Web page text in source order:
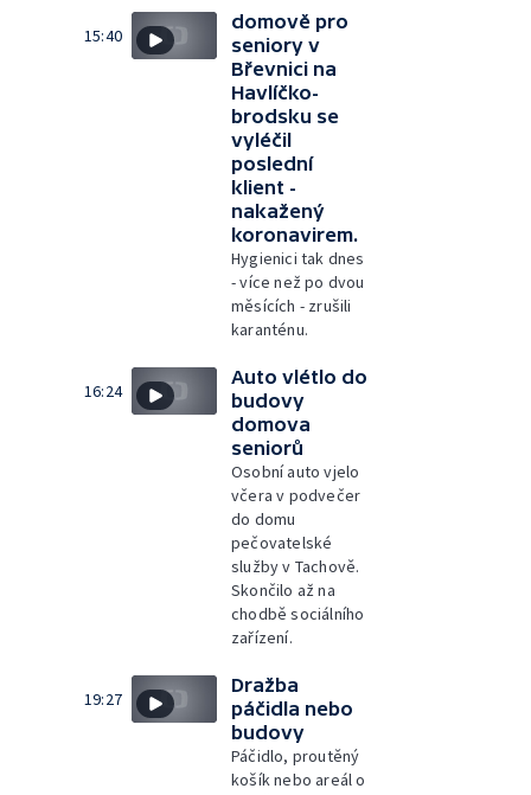
15:40
domově pro
seniory v
Břevnici na
Havlíčko-
brodsku se
vyléčil
poslední
klient -
nakažený
koronavirem.
Hygienici tak dnes
- více než po dvou
měsících - zrušili
karanténu.
16:24
Auto vlétlo do
budovy
domova
seniorů
Osobní auto vjelo
včera v podvečer
do domu
pečovatelské
služby v Tachově.
Skončilo až na
chodbě sociálního
zařízení.
19:27
Dražba
páčidla nebo
budovy
Páčidlo, proutěný
košík nebo areál o